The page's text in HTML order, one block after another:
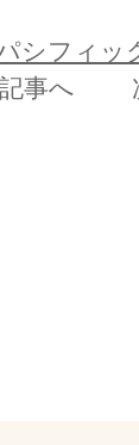
シフィッ
記事へ